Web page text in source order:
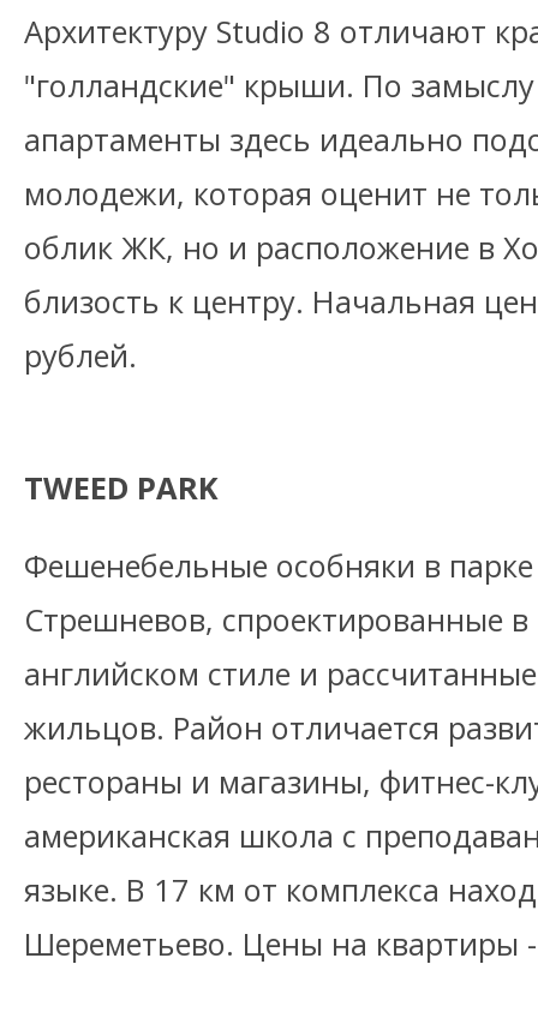
Архитектуру Studio 8 отличают
"голландские" крыши. По замыслу
апартаменты здесь идеально
молодежи, которая оценит не
облик ЖК, но и расположение в
близость к центру. Начальная
рублей.
TWEED PARK
Фешенебельные особняки в
Стрешневов, спроектированные в
английском стиле и
жильцов. Район отличается
рестораны и магазины, фитнес-
американская школа с
языке. В 17 км от комплекса
Шереметьево. Цены на квартиры